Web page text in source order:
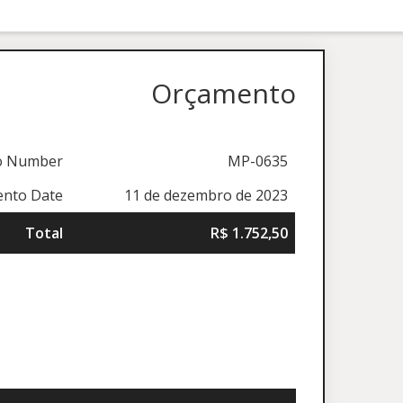
Orçamento
Number
MP-0635
Date
11 de dezembro de 2023
Total
R$ 1.752,50